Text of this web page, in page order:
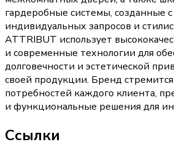
гардеробные системы, созданные
индивидуальных запросов и
ATTRIBUT использует
и современные технологии для
долговечности и эстетической
своей продукции. Бренд
потребностей каждого клиента,
и функциональные решения для
Ссылки